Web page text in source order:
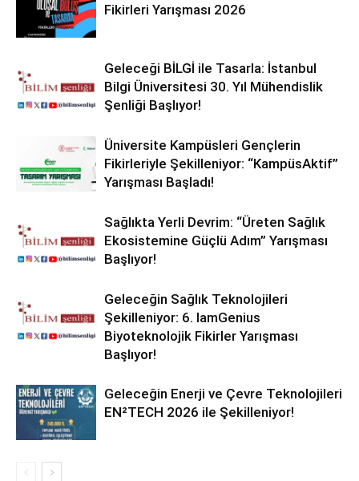
Fikirleri Yarışması 2026
Geleceği BİLGİ ile Tasarla: İstanbul
Bilgi Üniversitesi 30. Yıl Mühendislik
Şenliği Başlıyor!
Üniversite Kampüsleri Gençlerin
Fikirleriyle Şekilleniyor: “KampüsAktif”
Yarışması Başladı!
Sağlıkta Yerli Devrim: “Üreten Sağlık
Ekosistemine Güçlü Adım” Yarışması
Başlıyor!
Geleceğin Sağlık Teknolojileri
Şekilleniyor: 6. IamGenius
Biyoteknolojik Fikirler Yarışması
Başlıyor!
Geleceğin Enerji ve Çevre Teknolojileri
EN²TECH 2026 ile Şekilleniyor!